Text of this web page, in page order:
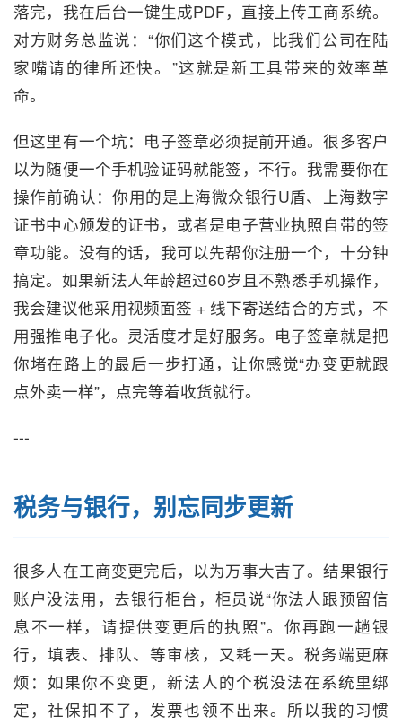
落完，我在后台一键生成PDF，直接上传工商系统。
对方财务总监说：“你们这个模式，比我们公司在陆
家嘴请的律所还快。”这就是新工具带来的效率革
命。
但这里有一个坑：电子签章必须提前开通。很多客户
以为随便一个手机验证码就能签，不行。我需要你在
操作前确认：你用的是上海微众银行U盾、上海数字
证书中心颁发的证书，或者是电子营业执照自带的签
章功能。没有的话，我可以先帮你注册一个，十分钟
搞定。如果新法人年龄超过60岁且不熟悉手机操作，
我会建议他采用视频面签 + 线下寄送结合的方式，不
用强推电子化。灵活度才是好服务。电子签章就是把
你堵在路上的最后一步打通，让你感觉“办变更就跟
点外卖一样”，点完等着收货就行。
---
税务与银行，别忘同步更新
很多人在工商变更完后，以为万事大吉了。结果银行
账户没法用，去银行柜台，柜员说“你法人跟预留信
息不一样，请提供变更后的执照”。你再跑一趟银
行，填表、排队、等审核，又耗一天。税务端更麻
烦：如果你不变更，新法人的个税没法在系统里绑
定，社保扣不了，发票也领不出来。所以我的习惯